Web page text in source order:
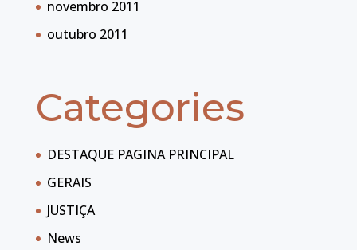
novembro 2011
outubro 2011
Categories
DESTAQUE PAGINA PRINCIPAL
GERAIS
JUSTIÇA
News